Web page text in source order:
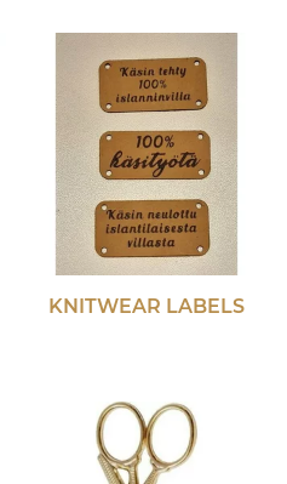
KNITWEAR LABELS